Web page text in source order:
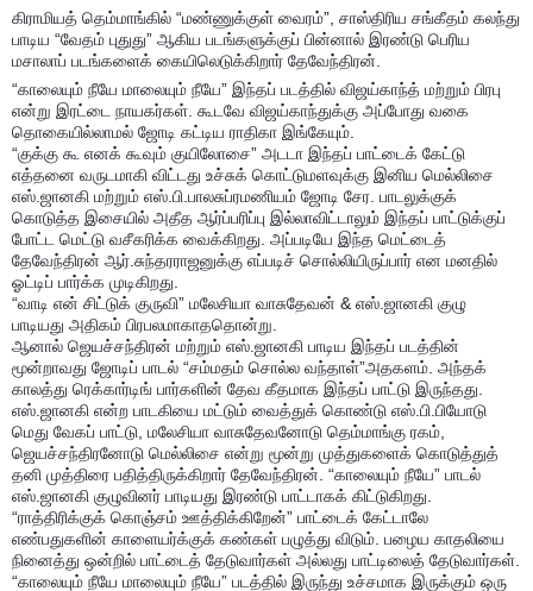
கிராமியத் தெம்மாங்கில் “மண்ணுக்குள் வைரம்”, சாஸ்திரிய சங்கீதம் கலந்து
பாடிய “வேதம் புதுது” ஆகிய படங்களுக்குப் பின்னால் இரண்டு பெரிய
மசாலாப் படங்களைக் கையிலெடுக்கிறார் தேவேந்திரன்.
“காலையும் நீயே மாலையும் நீயே” இந்தப் படத்தில் விஜய்காந்த் மற்றும் பிரபு
என்று இரட்டை நாயகர்கள். கூடவே விஜய்காந்துக்கு அப்போது வகை
தொகையில்லாமல் ஜோடி கட்டிய ராதிகா இங்கேயும்.
“குக்கு கூ எனக் கூவும் குயிலோசை” அடடா இந்தப் பாட்டைக் கேட்டு
எத்தனை வருடமாகி விட்டது உச்சுக் கொட்டுமளவுக்கு இனிய மெல்லிசை
எஸ்.ஜானகி மற்றும் எஸ்.பி.பாலசுப்ரமணியம் ஜோடி சேர. பாடலுக்குக்
கொடுத்த இசையில் அதீத ஆர்ப்பரிப்பு இல்லாவிட்டாலும் இந்தப் பாட்டுக்குப்
போட்ட மெட்டு வசீகரிக்க வைக்கிறது. அப்படியே இந்த மெட்டைத்
தேவேந்திரன் ஆர்.சுந்தரராஜனுக்கு எப்படிச் சொல்லியிருப்பார் என மனதில்
ஓட்டிப் பார்க்க முடிகிறது.
“வாடி என் சிட்டுக் குருவி” மலேசியா வாசுதேவன் & எஸ்.ஜானகி குழு
பாடியது அதிகம் பிரபலமாகாததொன்று.
ஆனால் ஜெயச்சந்திரன் மற்றும் எஸ்.ஜானகி பாடிய இந்தப் படத்தின்
மூன்றாவது ஜோடிப் பாடல் “சம்மதம் சொல்ல வந்தாள்”அதகளம். அந்தக்
காலத்து ரெக்கார்டிங் பார்களின் தேவ கீதமாக இந்தப் பாட்டு இருந்தது.
எஸ்.ஜானகி என்ற பாடகியை மட்டும் வைத்துக் கொண்டு எஸ்.பி.பியோடு
மெது வேகப் பாட்டு, மலேசியா வாசுதேவனோடு தெம்மாங்கு ரகம்,
ஜெயச்சந்திரனோடு மெல்லிசை என்று மூன்று முத்துகளைக் கொடுத்துத்
தனி முத்திரை பதித்திருக்கிறார் தேவேந்திரன். “காலையும் நீயே” பாடல்
எஸ்.ஜானகி குழுவினர் பாடியது இரண்டு பாட்டாகக் கிட்டுகிறது.
“ராத்திரிக்குக் கொஞ்சம் ஊத்திக்கிறேன்” பாட்டைக் கேட்டாலே
எண்பதுகளின் காளையர்க்குக் கண்கள் பழுத்து விடும். பழைய காதலியை
நினைத்து ஒன்றில் பாட்டைத் தேடுவார்கள் அல்லது பாட்டிலைத் தேடுவார்கள்.
“காலையும் நீயே மாலையும் நீயே” படத்தில் இருந்து உச்சமாக இருக்கும் ஒரு